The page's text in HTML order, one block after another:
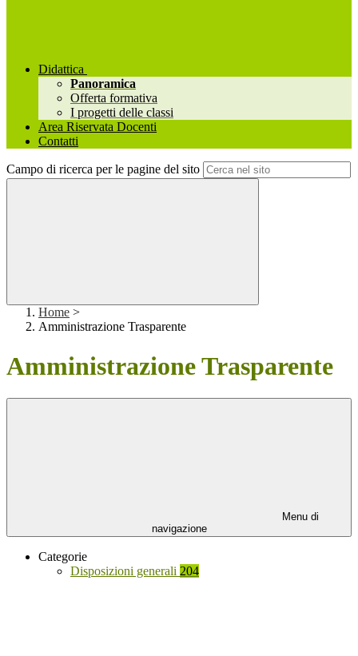
Didattica
Panoramica
Offerta formativa
I progetti delle classi
Area Riservata Docenti
Contatti
Campo di ricerca per le pagine del sito
Home >
Amministrazione Trasparente
Amministrazione Trasparente
Menu di
navigazione
Categorie
Disposizioni generali 204